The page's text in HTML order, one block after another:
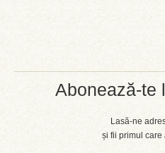
Abonează-te
Lasă-ne
și fii primul care